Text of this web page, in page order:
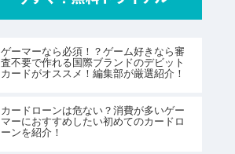
ゲーマーなら必須！？ゲーム好きなら審
査不要で作れる国際ブランドのデビット
カードがオススメ！編集部が厳選紹介！
カードローンは危ない？消費が多いゲー
マーにおすすめしたい初めてのカードロ
ーンを紹介！